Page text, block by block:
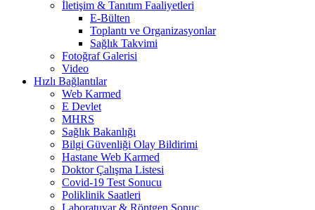
İletişim & Tanıtım Faaliyetleri
E-Bülten
Toplantı ve Organizasyonlar
Sağlık Takvimi
Fotoğraf Galerisi
Video
Hızlı Bağlantılar
Web Karmed
E Devlet
MHRS
Sağlık Bakanlığı
Bilgi Güvenliği Olay Bildirimi
Hastane Web Karmed
Doktor Çalışma Listesi
Covid-19 Test Sonucu
Poliklinik Saatleri
Laboratuvar & Röntgen Sonuç